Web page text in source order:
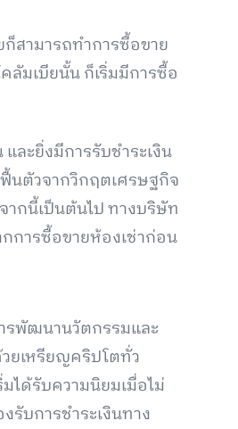
สามารถทำการซื้อขาย
คลัมเบียนั้น ก็เริ่มมีการซื้อ
ละยิ่งมีการรับชำระเงิน
นตัวจากวิกฤตเศรษฐกิจ
ากนี้เป็นต้นไป ทางบริษัท
การซื้อขายห้องเช่าก่อน
รพัฒนานวัตกรรมและ
ยเหรียญคริปโตทั่ว
ได้รับความนิยมเมื่อไม่
รับการชำระเงินทาง